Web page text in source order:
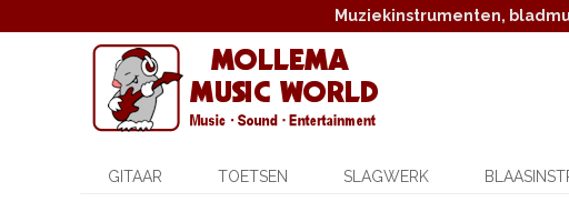
Muziekinstrumenten,
GITAAR TOETSEN SLAGWERK